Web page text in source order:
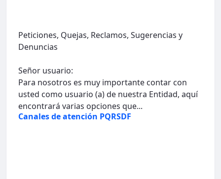
Peticiones, Quejas, Reclamos, Sugerencias y
Denuncias
Señor usuario:
Para nosotros es muy importante contar con
usted como usuario (a) de nuestra Entidad, aquí
encontrará varias opciones que...
Canales de atención PQRSDF